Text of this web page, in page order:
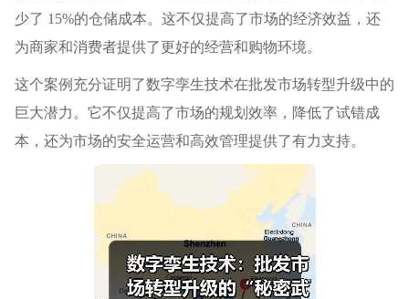
少了 15%的仓储成本。这不仅提高了市场的经济效益，还
为商家和消费者提供了更好的经营和购物环境。
这个案例充分证明了数字孪生技术在批发市场转型升级中的
巨大潜力。它不仅提高了市场的规划效率，降低了试错成
本，还为市场的安全运营和高效管理提供了有力支持。